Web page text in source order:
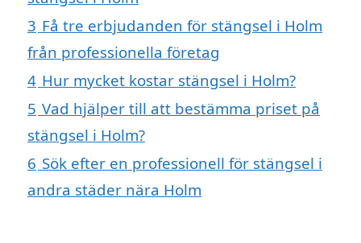
3 Få tre erbjudanden för stängsel i Holm
från professionella företag
4 Hur mycket kostar stängsel i Holm?
5 Vad hjälper till att bestämma priset på
stängsel i Holm?
6 Sök efter en professionell för stängsel i
andra städer nära Holm